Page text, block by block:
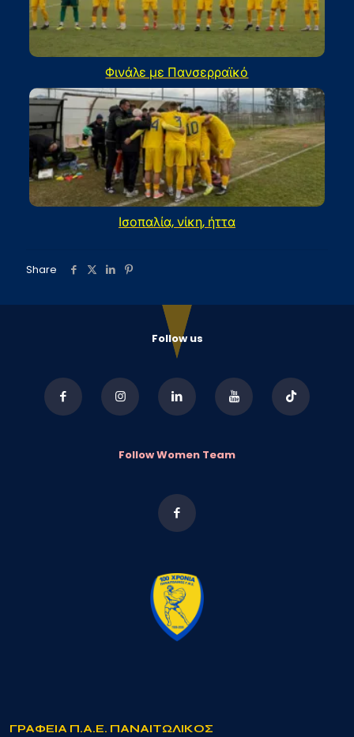
Φινάλε με Πανσερραϊκό
Ισοπαλία, νίκη, ήττα
Share
Follow us
Follow Women Team
ΓΡΑΦΕΙΑ Π.Α.Ε. ΠΑΝΑΙΤΩΛΙΚΟΣ